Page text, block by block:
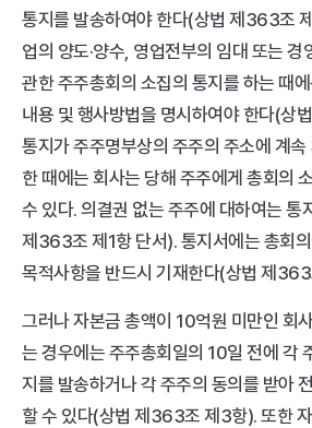
통지를 발송하여야 한다(상법 제363조
업의 양도·양수, 영업전부의 임대 또는 경
관한 주주총회의 소집의 통지를 하는 때
내용 및 행사방법을 명시하여야 한다(상
통지가 주주명부상의 주주의 주소에 계속
한 때에는 회사는 당해 주주에게 총회의
수 있다. 의결권 없는 주주에 대하여는 통
제363조 제1항 단서). 통지서에는 총회
목적사항을 반드시 기재한다(상법 제
그러나 자본금 총액이 10억원 미만인 회
는 경우에는 주주총회일의 10일 전에 각
지를 발송하거나 각 주주의 동의를 받아
할 수 있다(상법 제363조 제3항). 또한